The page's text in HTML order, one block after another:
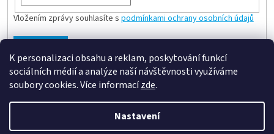
K personalizaci obsahu a reklam, poskytování funkcí
sociálních médií a analýze naší návštěvnosti využíváme
soubory cookies. Více informacízde.
Nastavení
Vložením zprávy souhlasíte s podmínkami ochrany osobních údajů